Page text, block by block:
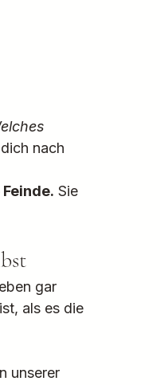
nach
Sie
gar
als es die
unserer